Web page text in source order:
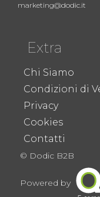
marketing@dodic.it
Extra
Chi Siamo
Condizioni di
Privacy
Cookies
Contatti
© Dodic B2B
Powered by